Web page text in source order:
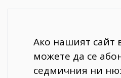
Ако нашият сайт
можете да се
седмичния ни